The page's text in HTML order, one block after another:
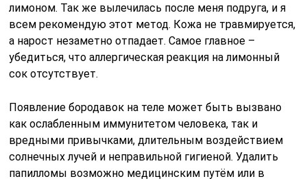
лимоном. Так же вылечилась после меня подруга, и я
всем рекомендую этот метод. Кожа не травмируется,
а нарост незаметно отпадает. Самое главное –
убедиться, что аллергическая реакция на лимонный
сок отсутствует.
Появление бородавок на теле может быть вызвано
как ослабленным иммунитетом человека, так и
вредными привычками, длительным воздействием
солнечных лучей и неправильной гигиеной. Удалить
папилломы возможно медицинским путём или в